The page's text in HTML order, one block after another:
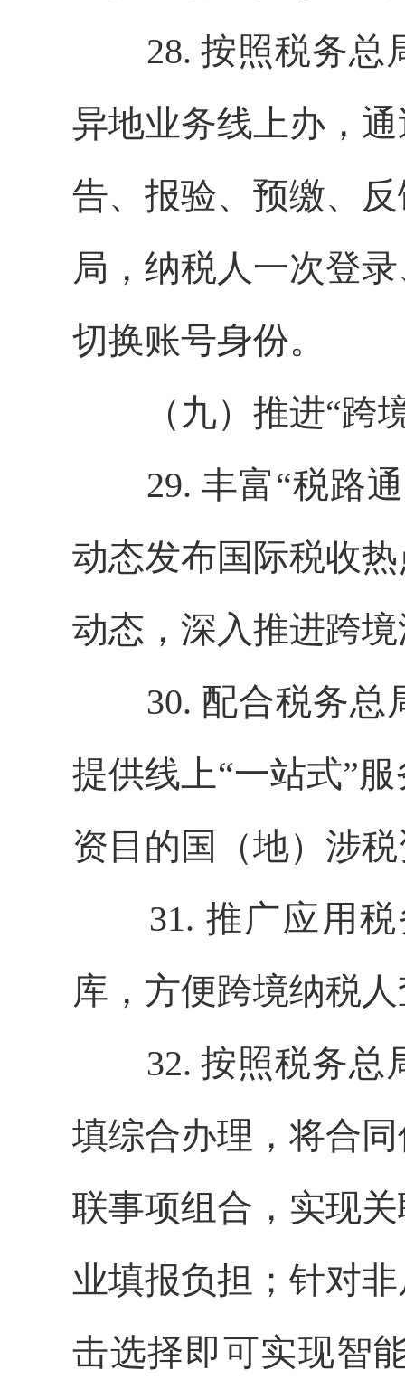
28. 按照税务总
异地业务线上办，
告、报验、预缴、
局，纳税人一次登
切换账号身份。
（九）推进“跨
29. 丰富“税路通
动态发布国际税收
动态，深入推进跨
30. 配合税务总局
提供线上“一站式”
资目的国（地）涉
31. 推广应用税
库，方便跨境纳税
32. 按照税务总
填综合办理，将合
联事项组合，实现
业填报负担；针对
击选择即可实现智